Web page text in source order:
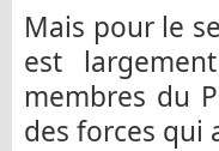
Mais pour le
est
membres du
des forces qui